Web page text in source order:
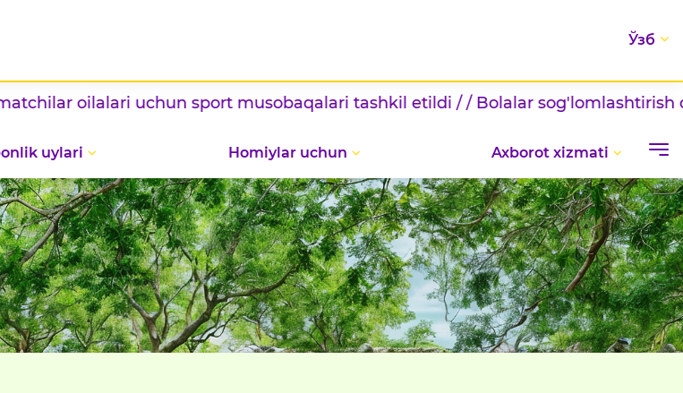
Ўзб
etildi / / Bolalar sog'lomlashtirish oromgohida Milliy gvardiya viloyat
uylari Homiylar uchun Axborot xizmati